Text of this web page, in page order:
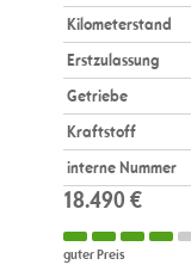
Kilometerstand
Erstzulassung
Getriebe
Kraftstoff
interne Nummer
18.490 €
guter Preis